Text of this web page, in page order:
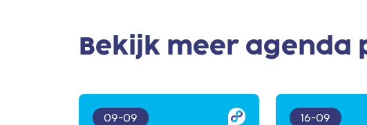
Bekijk meer agenda
09-09 16-09